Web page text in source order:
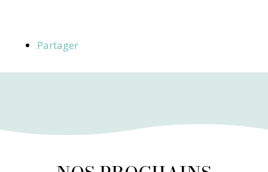
Partager